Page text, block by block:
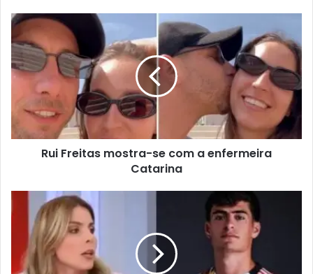
Rui Freitas mostra-se com a enfermeira
Catarina